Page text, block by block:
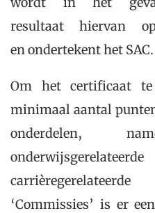
resultaat hiervan
en ondertekent het SAC.
Om het certificaat
minimaal aantal
onderdelen,
‘Commissies’ is er